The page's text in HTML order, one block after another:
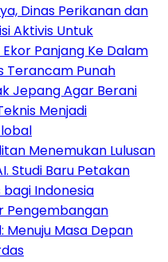
Dinas Perikanan dan
Aktivis Untuk
Panjang Ke Dalam
Terancam Punah
Jepang Agar Berani
Menjadi
Menemukan Lulusan
Studi Baru Petakan
Indonesia
Pengembangan
Menuju Masa Depan